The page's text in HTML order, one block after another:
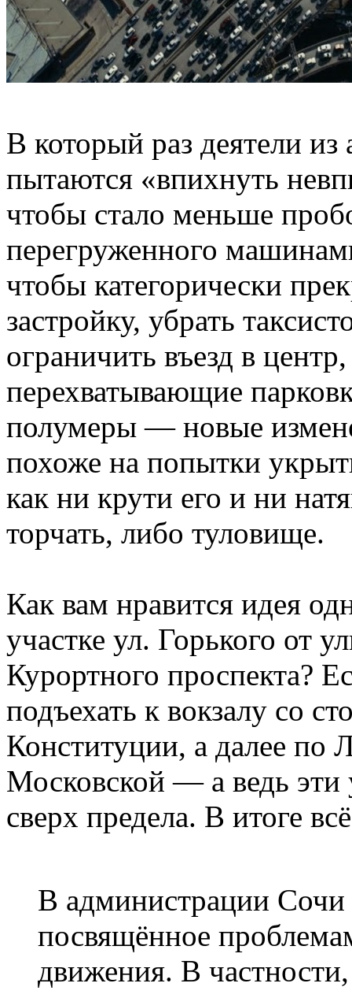
В который раз деятели
пытаются «впихнуть
чтобы стало меньше
перегруженного
чтобы категорически
застройку, убрать
ограничить въезд в
перехватывающие
полумеры — новые
похоже на попытки
как ни крути его и ни
торчать, либо туловище.
Как вам нравится идея
участке ул. Горького от
Курортного проспекта?
подъехать к вокзалу со
Конституции, а далее по
Московской — а ведь эти
сверх предела. В итоге
В администрации Сочи
посвящённое
движения. В